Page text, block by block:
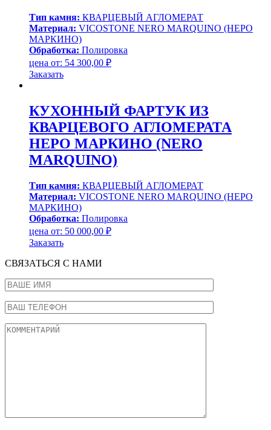
Тип камня: КВАРЦЕВЫЙ АГЛОМЕРАТ
Материал: VICOSTONE NERO MARQUINO (НЕРО
МАРКИНО)
Обработка: Полировка
цена от: 54 300,00 ₽
Заказать
КУХОННЫЙ ФАРТУК ИЗ
КВАРЦЕВОГО АГЛОМЕРАТА
НЕРО МАРКИНО (NERO
MARQUINO)
Тип камня: КВАРЦЕВЫЙ АГЛОМЕРАТ
Материал: VICOSTONE NERO MARQUINO (НЕРО
МАРКИНО)
Обработка: Полировка
цена от: 50 000,00 ₽
Заказать
СВЯЗАТЬСЯ С НАМИ